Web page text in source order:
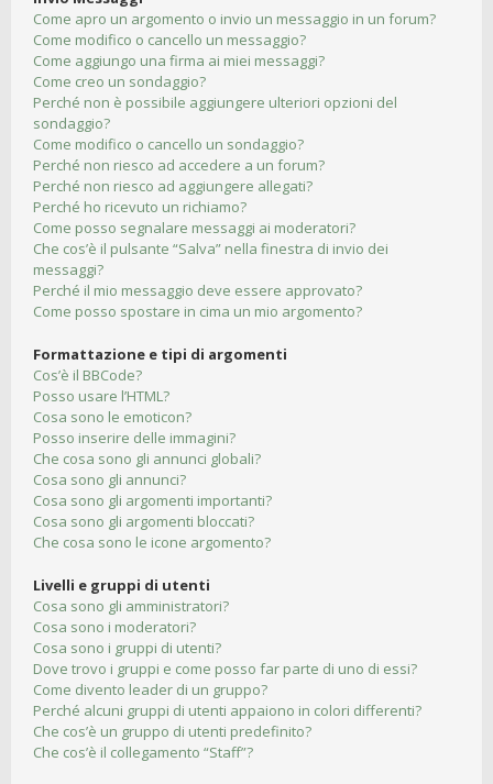
Come apro un argomento o invio un messaggio in un forum?
Come modifico o cancello un messaggio?
Come aggiungo una firma ai miei messaggi?
Come creo un sondaggio?
Perché non è possibile aggiungere ulteriori opzioni del
sondaggio?
Come modifico o cancello un sondaggio?
Perché non riesco ad accedere a un forum?
Perché non riesco ad aggiungere allegati?
Perché ho ricevuto un richiamo?
Come posso segnalare messaggi ai moderatori?
Che cos’è il pulsante “Salva” nella finestra di invio dei
messaggi?
Perché il mio messaggio deve essere approvato?
Come posso spostare in cima un mio argomento?
Formattazione e tipi di argomenti
Cos’è il BBCode?
Posso usare l’HTML?
Cosa sono le emoticon?
Posso inserire delle immagini?
Che cosa sono gli annunci globali?
Cosa sono gli annunci?
Cosa sono gli argomenti importanti?
Cosa sono gli argomenti bloccati?
Che cosa sono le icone argomento?
Livelli e gruppi di utenti
Cosa sono gli amministratori?
Cosa sono i moderatori?
Cosa sono i gruppi di utenti?
Dove trovo i gruppi e come posso far parte di uno di essi?
Come divento leader di un gruppo?
Perché alcuni gruppi di utenti appaiono in colori differenti?
Che cos’è un gruppo di utenti predefinito?
Che cos’è il collegamento “Staff”?